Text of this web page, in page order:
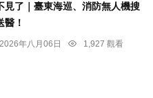
見了｜臺東海巡、消防無人機搜
醫！
2026年八月06日
1,927 觀看